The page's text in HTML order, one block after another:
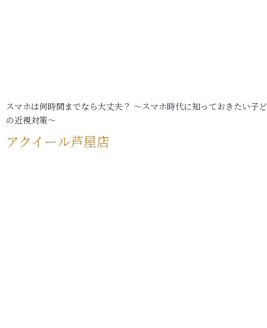
スマホは何時間までなら大丈夫？ ～スマホ時代に知っておきたい子
の近視対策～
アクイール芦屋店